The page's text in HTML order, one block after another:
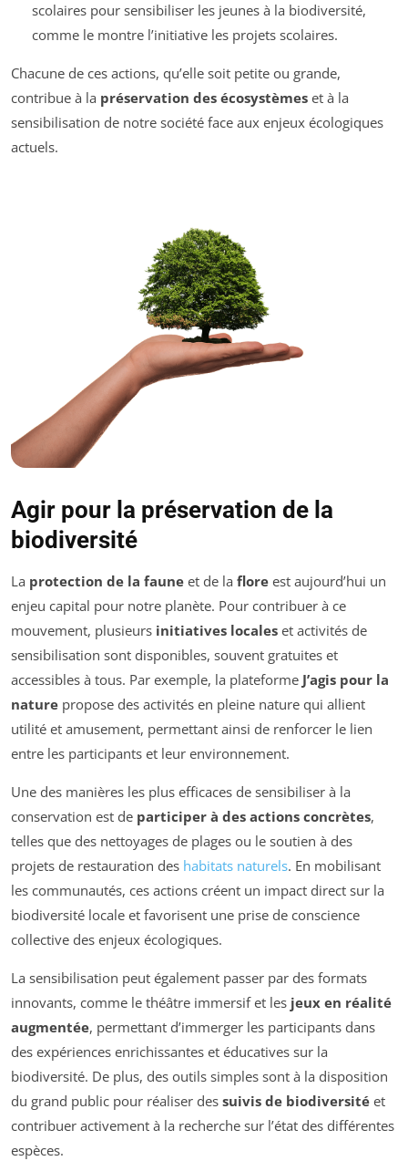
scolaires pour sensibiliser les jeunes à la biodiversité,
comme le montre l’initiative les projets scolaires.
Chacune de ces actions, qu’elle soit petite ou grande,
contribue à la préservation des écosystèmes et à la
sensibilisation de notre société face aux enjeux écologiques
actuels.
Agir pour la préservation de la
biodiversité
La protection de la faune et de la flore est aujourd’hui un
enjeu capital pour notre planète. Pour contribuer à ce
mouvement, plusieurs initiatives locales et activités de
sensibilisation sont disponibles, souvent gratuites et
accessibles à tous. Par exemple, la plateforme J’agis pour la
nature propose des activités en pleine nature qui allient
utilité et amusement, permettant ainsi de renforcer le lien
entre les participants et leur environnement.
Une des manières les plus efficaces de sensibiliser à la
conservation est de participer à des actions concrètes,
telles que des nettoyages de plages ou le soutien à des
projets de restauration des habitats naturels. En mobilisant
les communautés, ces actions créent un impact direct sur la
biodiversité locale et favorisent une prise de conscience
collective des enjeux écologiques.
La sensibilisation peut également passer par des formats
innovants, comme le théâtre immersif et les jeux en réalité
augmentée, permettant d’immerger les participants dans
des expériences enrichissantes et éducatives sur la
biodiversité. De plus, des outils simples sont à la disposition
du grand public pour réaliser des suivis de biodiversité et
contribuer activement à la recherche sur l’état des différentes
espèces.